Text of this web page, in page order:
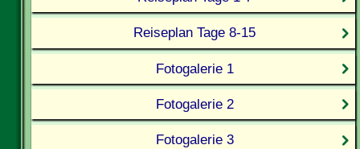
Reiseplan Tage 8-15
Fotogalerie 1
Fotogalerie 2
Fotogalerie 3